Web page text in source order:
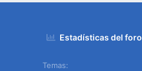
Estadísticas del foro
Temas